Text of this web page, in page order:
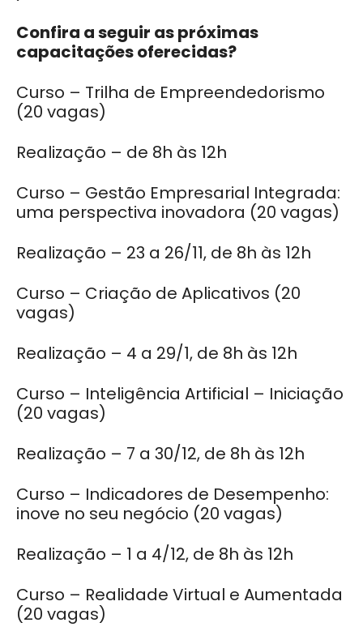
Confira a seguir as próximas
capacitações oferecidas?
Curso – Trilha de Empreendedorismo
(20 vagas)
Realização – de 8h às 12h
Curso – Gestão Empresarial Integrada:
uma perspectiva inovadora (20 vagas)
Realização – 23 a 26/11, de 8h às 12h
Curso – Criação de Aplicativos (20
vagas)
Realização – 4 a 29/1, de 8h às 12h
Curso – Inteligência Artificial – Iniciação
(20 vagas)
Realização – 7 a 30/12, de 8h às 12h
Curso – Indicadores de Desempenho:
inove no seu negócio (20 vagas)
Realização – 1 a 4/12, de 8h às 12h
Curso – Realidade Virtual e Aumentada
(20 vagas)